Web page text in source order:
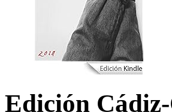
Edición